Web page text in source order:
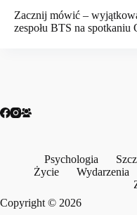
Zacznij mówić –
zespołu BTS na spotkaniu
Psychologia
Życie
Wydarzenia
Copyright © 2026